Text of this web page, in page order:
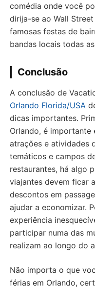
comédia onde você
dirija-se ao Wall
famosas festas de
bandas locais todas
Conclusão
A conclusão de
Orlando Florida/USA
dicas importantes.
Orlando, é importante
atrações e atividades
temáticos e campos
restaurantes, há algo
viajantes devem ficar
descontos em
ajudar a economizar.
experiência
participar numa das
realizam ao longo do
Não importa o que
férias em Orlando,